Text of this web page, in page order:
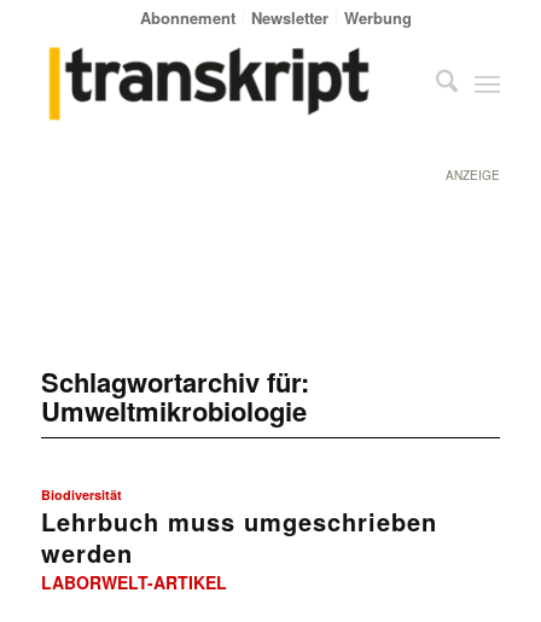
Abonnement Newsletter Werbung
ANZEIGE
Schlagwortarchiv für:
Umweltmikrobiologie
Biodiversität
Lehrbuch muss umgeschrieben
werden
LABORWELT-ARTIKEL